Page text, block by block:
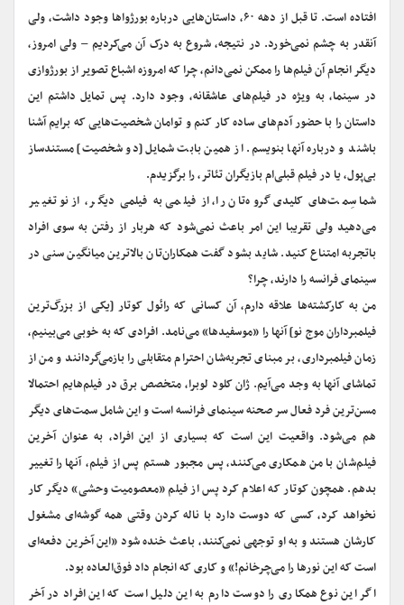
افتاده است. تا قبل از دهه ۶۰، داستان‌هایی درباره بورژواها وجود داشت، ولی
آنقدر به چشم نمی‌خورد. در نتیجه، شروع به درک آن می‌کردیم – ولی امروز،
دیگر انجام آن فیلم‌ها را ممکن نمی‌دانم، چرا که امروزه اشباع تصویر از بورژوازی
در سینما، به ویژه در فیلم‌های عاشقانه، وجود دارد. پس تمایل داشتم این
داستان را با حضور آدم‌های ساده کار کنم و توامان شخصیت‌هایی که برایم آشنا
باشند و درباره آنها بنویسم. از همین بابت شمایل [دو شخصیت] مستندساز
بی‌پول، یا در فیلم قبلی‌ام بازیگران تئاتر، را برگزیدم.
شما سِمت‌های کلیدی گروه‌تان را، از فیلمی به فیلمی دیگر، از نو تغییر
می‌دهید ولی تقریبا این امر باعث نمی‌شود که هربار از رفتن به سوی افراد
باتجربه امتناع کنید. شاید بشود گفت همکاران‌تان بالاترین میانگین سنی در
سینمای فرانسه را دارند، چرا؟
من به کارکشته‌ها علاقه دارم، آن کسانی که رائول کوتار [یکی از بزرگ‌ترین
فیلمبرداران موج نو] آنها را «موسفیدها» می‌نامد. افرادی که به خوبی می‌بینیم،
زمان فیلمبرداری، بر مبنای تجربه‌شان احترام متقابلی را بازمی‌گردانند و من از
تماشای آنها به وجد می‌آیم. ژان کلود لوبرا، متخصص برق در فیلم‌هایم احتمالا
مسن‌ترین فرد فعال سر صحنه سینمای فرانسه است و این شامل سمت‌های دیگر
هم می‌شود. واقعیت این است که بسیاری از این افراد، به عنوان آخرین
فیلم‌شان با من همکاری می‌کنند، پس مجبور هستم پس از فیلم، آنها را تغییر
بدهم. همچون کوتار که اعلام کرد پس از فیلم «معصومیت وحشی» دیگر کار
نخواهد کرد، کسی که دوست دارد با ناله کردن وقتی همه گوشه‌ای مشغول
کارشان هستند و به او توجهی نمی‌کنند، باعث خنده شود «این آخرین دفعه‌ای
است که این نورها را می‌چرخانم!» و کاری که انجام داد فوق‌العاده بود.
اگر این نوع همکاری را دوست دارم به این دلیل است که این افراد در آخر